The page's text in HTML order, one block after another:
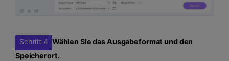
Schritt 4 Wählen Sie das Ausgabeformat und den
Speicherort.